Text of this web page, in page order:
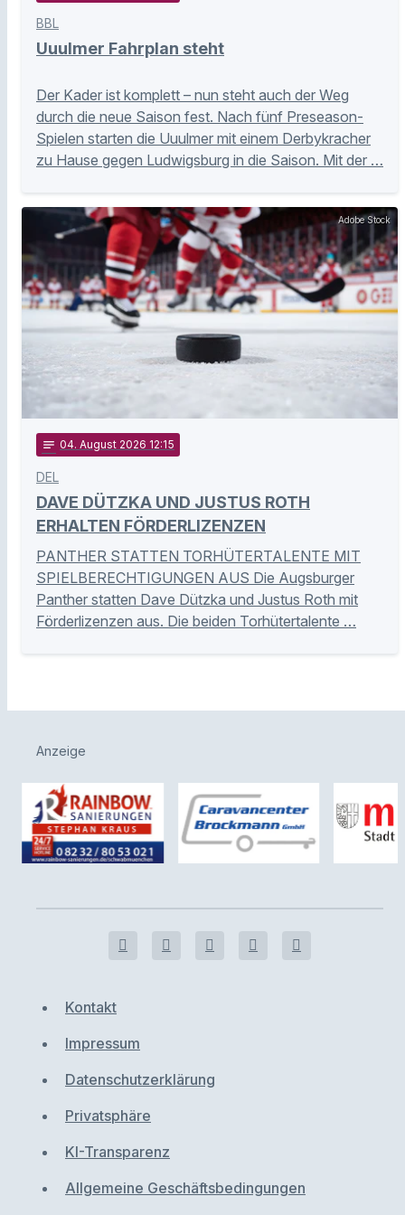
BBL
Uuulmer Fahrplan steht
Der Kader ist komplett – nun steht auch der Weg
durch die neue Saison fest. Nach fünf Preseason-
Spielen starten die Uuulmer mit einem Derbykracher
zu Hause gegen Ludwigsburg in die Saison. Mit der …
Adobe Stock
notes 04. August 2026 12:15
DEL
DAVE DÜTZKA UND JUSTUS ROTH
ERHALTEN FÖRDERLIZENZEN
PANTHER STATTEN TORHÜTERTALENTE MIT
SPIELBERECHTIGUNGEN AUS Die Augsburger
Panther statten Dave Dützka und Justus Roth mit
Förderlizenzen aus. Die beiden Torhütertalente …
Anzeige
Kontakt
Impressum
Datenschutzerklärung
Privatsphäre
KI-Transparenz
Allgemeine Geschäftsbedingungen